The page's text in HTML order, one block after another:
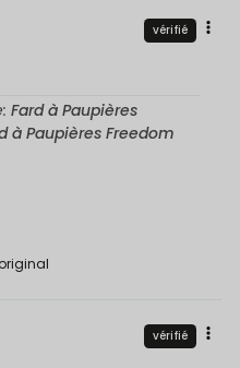
vérifié
Fard à Paupières
à Paupières Freedom
vérifié